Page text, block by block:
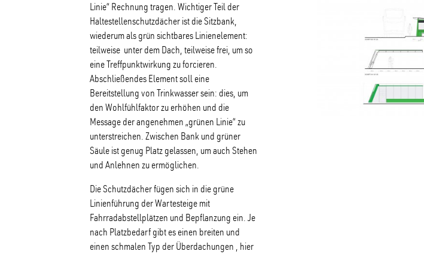
Linie“ Rechnung tragen. Wichtiger Teil der
Haltestellenschutzdächer ist die Sitzbank,
wiederum als grün sichtbares Linienelement:
teilweise unter dem Dach, teilweise frei, um so
eine Treffpunktwirkung zu forcieren.
Abschließendes Element soll eine
Bereitstellung von Trinkwasser sein: dies, um
den Wohlfühlfaktor zu erhöhen und die
Message der angenehmen „grünen Linie“ zu
unterstreichen. Zwischen Bank und grüner
Säule ist genug Platz gelassen, um auch Stehen
und Anlehnen zu ermöglichen.
Die Schutzdächer fügen sich in die grüne
Linienführung der Wartesteige mit
Fahrradabstellplätzen und Bepflanzung ein. Je
nach Platzbedarf gibt es einen breiten und
einen schmalen Typ der Überdachungen , hier